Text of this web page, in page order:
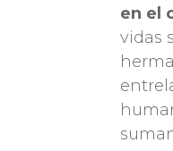
en el
vidas